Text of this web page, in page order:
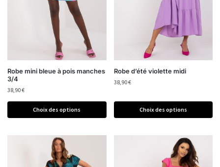
Robe mini bleue à pois manches
3/4
38,90€
Choix des options
Robe d’été violette midi
38,90€
Choix des options